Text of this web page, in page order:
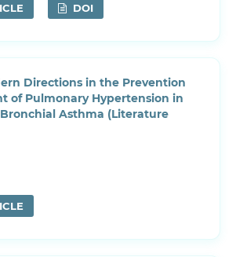
DOI
Directions in the Prevention
of Pulmonary Hypertension in
Asthma (Literature